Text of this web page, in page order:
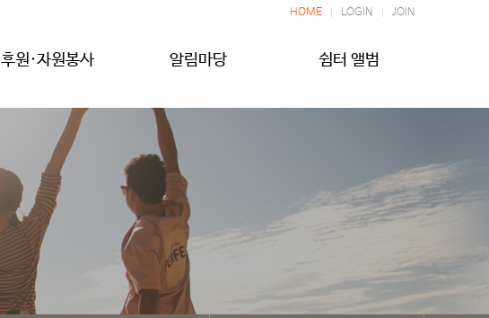
HOME LOGIN JOIN
후원·자원봉사 알림마당 쉼터 앨범